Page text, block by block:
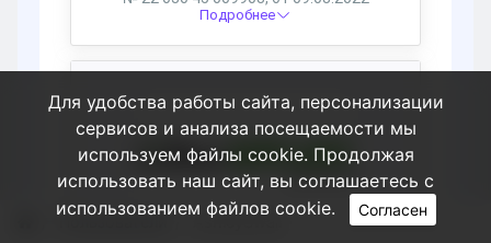
Пользователи AshleySwali
Для удобства работы сайта, персонализации
сервисов и анализа посещаемости мы
используем файлы cookie. Продолжая
использовать наш сайт, вы соглашаетесь с
использованием файлов cookie.
Согласен